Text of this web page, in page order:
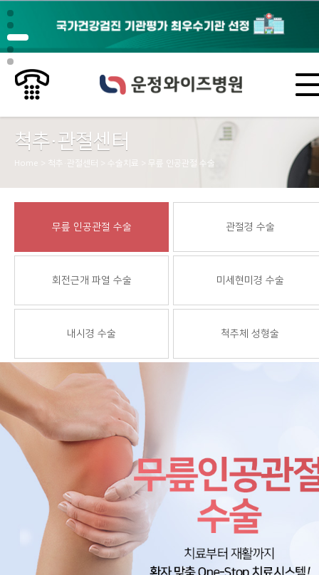
척추·관절센터
Home > 척추·관절센터 > 수술치료 > 무릎 인공관절 수술
무릎 인공관절 수술 관절경 수술
회전근개 파열 수술 미세현미경 수술
내시경 수술 척추체 성형술